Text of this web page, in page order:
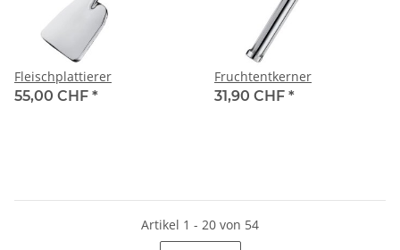
Fleischplattierer
55,00 CHF *
Fruchtentkerner
31,90 CHF *
Artikel 1 - 20 von 54